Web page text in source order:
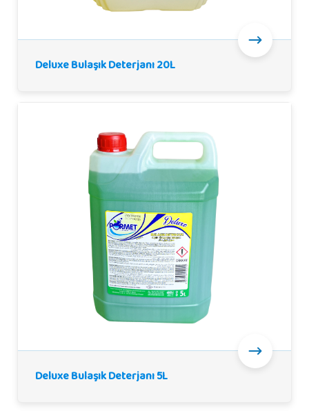
Deluxe Bulaşık Deterjanı 20L
Deluxe Bulaşık Deterjanı 5L